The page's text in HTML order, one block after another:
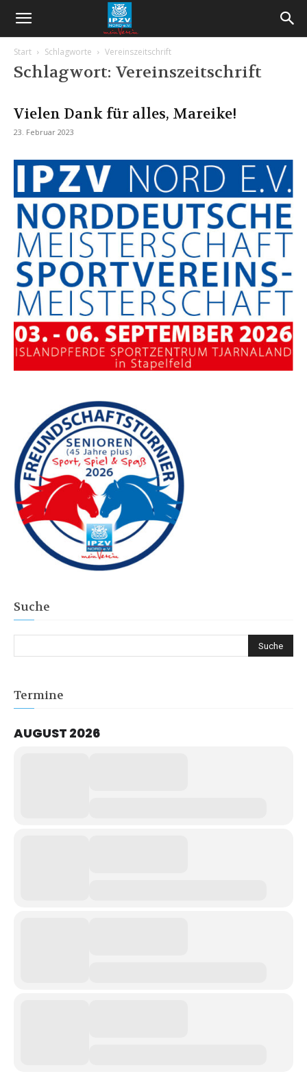
Start Schlagworte Vereinszeitschrift
Schlagwort: Vereinszeitschrift
Vielen Dank für alles, Mareike!
23. Februar 2023
Suche
Termine
AUGUST 2026